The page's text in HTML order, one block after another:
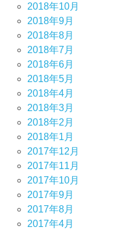
2018年10月
2018年9月
2018年8月
2018年7月
2018年6月
2018年5月
2018年4月
2018年3月
2018年2月
2018年1月
2017年12月
2017年11月
2017年10月
2017年9月
2017年8月
2017年4月